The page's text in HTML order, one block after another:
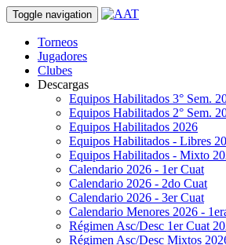
Toggle navigation
Torneos
Jugadores
Clubes
Descargas
Equipos Habilitados 3° Sem.
Equipos Habilitados 2° Sem.
Equipos Habilitados 2026
Equipos Habilitados - Libres
Equipos Habilitados - Mixto
Calendario 2026 - 1er Cuat
Calendario 2026 - 2do Cuat
Calendario 2026 - 3er Cuat
Calendario Menores 2026 -
Régimen Asc/Desc 1er Cuat
Régimen Asc/Desc Mixtos